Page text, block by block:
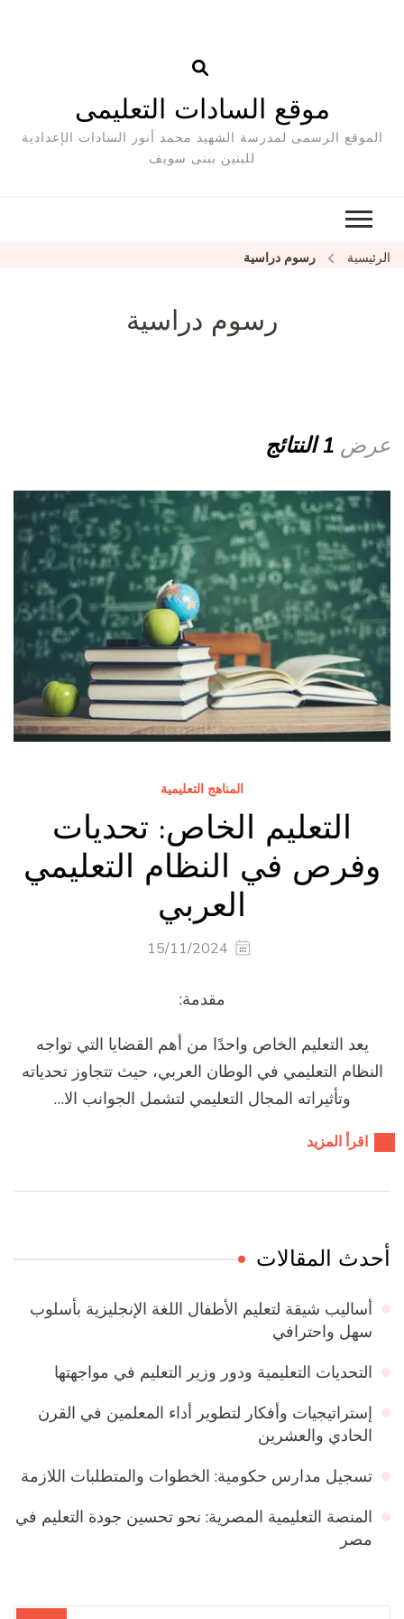
موقع السادات التعليمى
الموقع الرسمى لمدرسة الشهيد محمد أنور السادات الإعدادية
للبنين ببنى سويف
الرئيسية رسوم دراسية
رسوم دراسية
عرض 1 النتائج
المناهج التعليمية
التعليم الخاص: تحديات
وفرص في النظام التعليمي
العربي
15/11/2024
مقدمة:
يعد التعليم الخاص واحدًا من أهم القضايا التي تواجه
النظام التعليمي في الوطان العربي، حيث تتجاوز تحدياته
وتأثيراته المجال التعليمي لتشمل الجوانب الا…
اقرأ المزيد
أحدث المقالات
أساليب شيقة لتعليم الأطفال اللغة الإنجليزية بأسلوب
سهل واحترافي
التحديات التعليمية ودور وزير التعليم في مواجهتها
إستراتيجيات وأفكار لتطوير أداء المعلمين في القرن
الحادي والعشرين
تسجيل مدارس حكومية: الخطوات والمتطلبات اللازمة
المنصة التعليمية المصرية: نحو تحسين جودة التعليم في
مصر